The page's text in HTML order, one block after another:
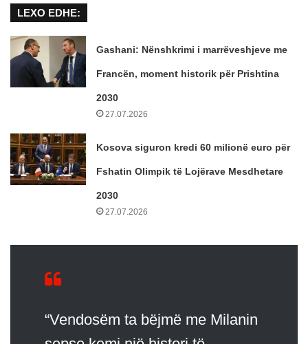
LEXO EDHE:
Gashani: Nënshkrimi i marrëveshjeve me
Francën, moment historik për Prishtina
2030
27.07.2026
Kosova siguron kredi 60 milionë euro për
Fshatin Olimpik të Lojërave Mesdhetare
2030
27.07.2026
“Vendosëm ta bëjmë me Milanin